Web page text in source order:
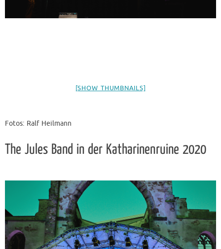
[SHOW THUMBNAILS]
Fotos: Ralf Heilmann
The Jules Band in der Katharinenruine 2020